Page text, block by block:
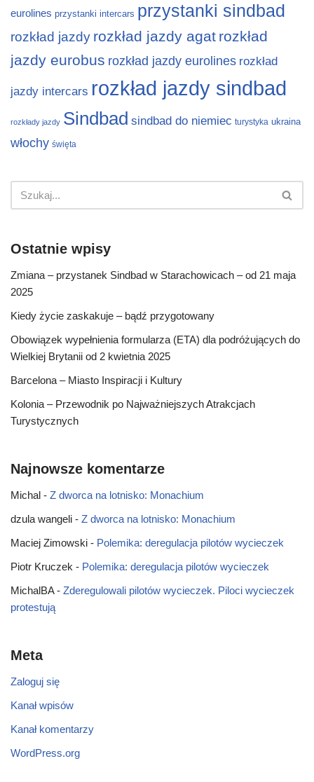
eurolines przystanki intercars przystanki sindbad
rozkład jazdy rozkład jazdy agat rozkład
jazdy eurobus rozkład jazdy eurolines rozkład
jazdy intercars rozkład jazdy sindbad
rozkłady jazdy Sindbad sindbad do niemiec turystyka ukraina
włochy święta
Ostatnie wpisy
Zmiana – przystanek Sindbad w Starachowicach – od 21 maja
2025
Kiedy życie zaskakuje – bądź przygotowany
Obowiązek wypełnienia formularza (ETA) dla podróżujących do
Wielkiej Brytanii od 2 kwietnia 2025
Barcelona – Miasto Inspiracji i Kultury
Kolonia – Przewodnik po Najważniejszych Atrakcjach
Turystycznych
Najnowsze komentarze
Michal - Z dworca na lotnisko: Monachium
dzula wangeli - Z dworca na lotnisko: Monachium
Maciej Zimowski - Polemika: deregulacja pilotów wycieczek
Piotr Kruczek - Polemika: deregulacja pilotów wycieczek
MichalBA- Zderegulowali pilotów wycieczek. Piloci wycieczek
protestują
Meta
Zaloguj się
Kanał wpisów
Kanał komentarzy
WordPress.org